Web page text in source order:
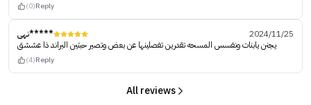
(0)Reply
نهى*****
2024/11/25
يجنن يابنات ونفسس المسحه تقدرين تفصلينها عن بعض وتصير حبتين البراند ذا عششق
(4)Reply
All reviews